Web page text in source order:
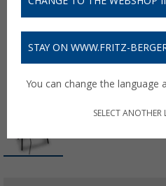
STAY ON WWW.FRITZ-
You can change the language
SELECT